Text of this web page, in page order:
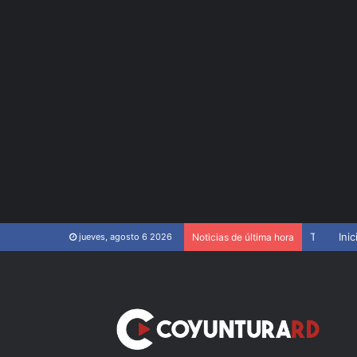
jueves, agosto 6 2026 Noticias de última hora